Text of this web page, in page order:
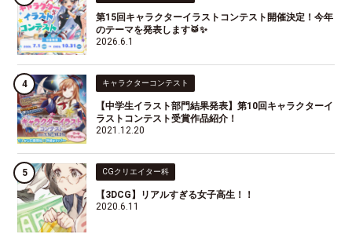
第15回キャラクターイラストコンテスト開催決定！今年
のテーマを発表します🥁✨
2026.6.1
キャラクターコンテスト
【中学生イラスト部門結果発表】第10回キャラクターイ
ラストコンテスト受賞作品紹介！
2021.12.20
CGクリエイター科
【3DCG】リアルすぎる女子高生！！
2020.6.11